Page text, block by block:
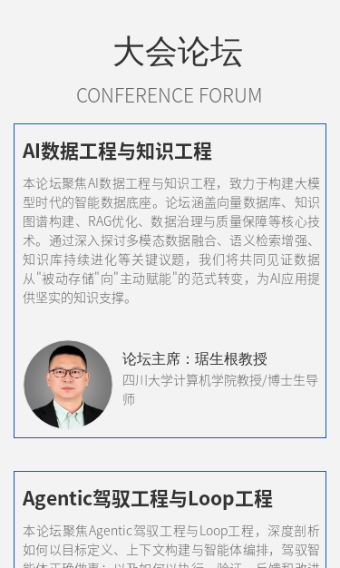
大会论坛
CONFERENCE FORUM
本论坛聚焦Agentic驾驭工程与Loop工程，深度剖析
如何以目标定义、上下文构建与智能体编排，驾驭智
Agentic驾驭工程与Loop工程
论坛主席：琚生根教授
四川大学计算机学院教授/博士生导
师
本论坛聚焦AI数据工程与知识工程，致力于构建大模
型时代的智能数据底座。论坛涵盖向量数据库、知识
图谱构建、RAG优化、数据治理与质量保障等核心技
术。通过深入探讨多模态数据融合、语义检索增强、
知识库持续进化等关键议题，我们将共同见证数据
从"被动存储"向"主动赋能"的范式转变，为AI应用提
供坚实的知识支撑。
AI数据工程与知识工程